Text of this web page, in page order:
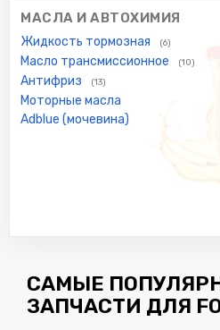
МАСЛА И АВТОХИМИЯ
Жидкость тормозная (6)
Масло трансмиссионное (10)
Антифриз (13)
Моторные масла
Adblue (мочевина)
САМЫЕ
ЗАПЧАСТИ ДЛЯ